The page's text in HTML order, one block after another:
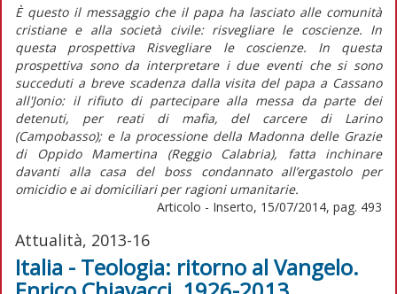
È questo il messaggio che il papa ha lasciato alle comunità
cristiane e alla società civile: risvegliare le coscienze. In
questa prospettiva Risvegliare le coscienze. In questa
prospettiva sono da interpretare i due eventi che si sono
succeduti a breve scadenza dalla visita del papa a Cassano
all'Jonio: il rifiuto di partecipare alla messa da parte dei
detenuti, per reati di mafia, del carcere di Larino
(Campobasso); e la processione della Madonna delle Grazie
di Oppido Mamertina (Reggio Calabria), fatta inchinare
davanti alla casa del boss condannato all’ergastolo per
omicidio e ai domiciliari per ragioni umanitarie.
Articolo - Inserto, 15/07/2014, pag. 493
Attualità, 2013-16
Italia - Teologia: ritorno al Vangelo.